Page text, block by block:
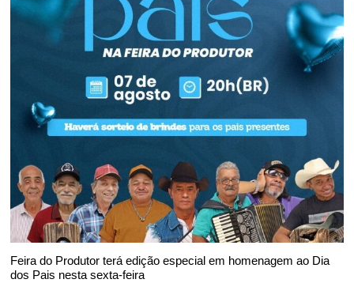
Feira do Produtor terá edição especial em homenagem ao Dia
dos Pais nesta sexta-feira